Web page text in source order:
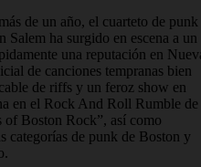
de un año, el cuarteto de punk
Salem ha surgido en escena a un
una reputación en
de canciones tempranas bien
de riffs y un feroz show en
en el Rock And Roll Rumble de
of Boston Rock”, así como
categorías de punk de Boston y